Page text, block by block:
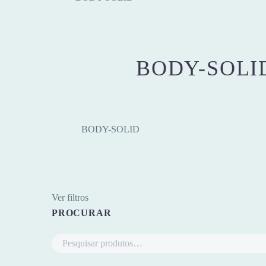
BODY-
BODY-SOLID
Ver filtros
PROCURAR